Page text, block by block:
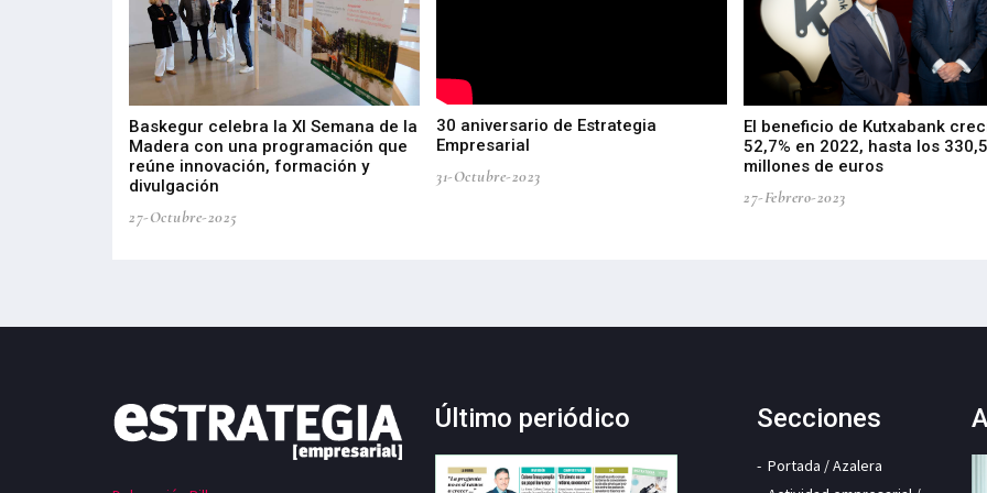
Baskegur celebra la XI Semana de la
Madera con una programación que
reúne innovación, formación y
divulgación
27-Octubre-2025
30 aniversario de Estrategia
Empresarial
31-Octubre-2023
El beneficio de Kutxabank
52,7% en 2022, hasta los 330,5
millones de euros
27-Febrero-2023
Último periódico Secciones
Portada / Azalera